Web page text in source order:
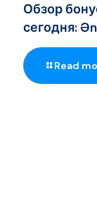
Обзор
сегодня:
Read